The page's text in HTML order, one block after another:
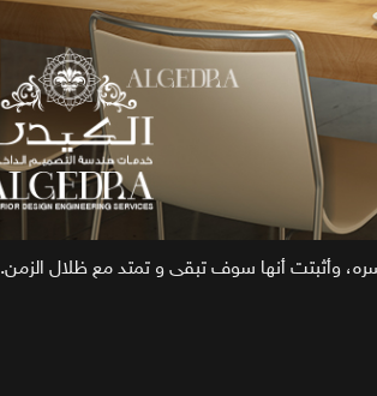
وأثبتت أنها سوف تبقى و تمتد مع ظلال الزمن.